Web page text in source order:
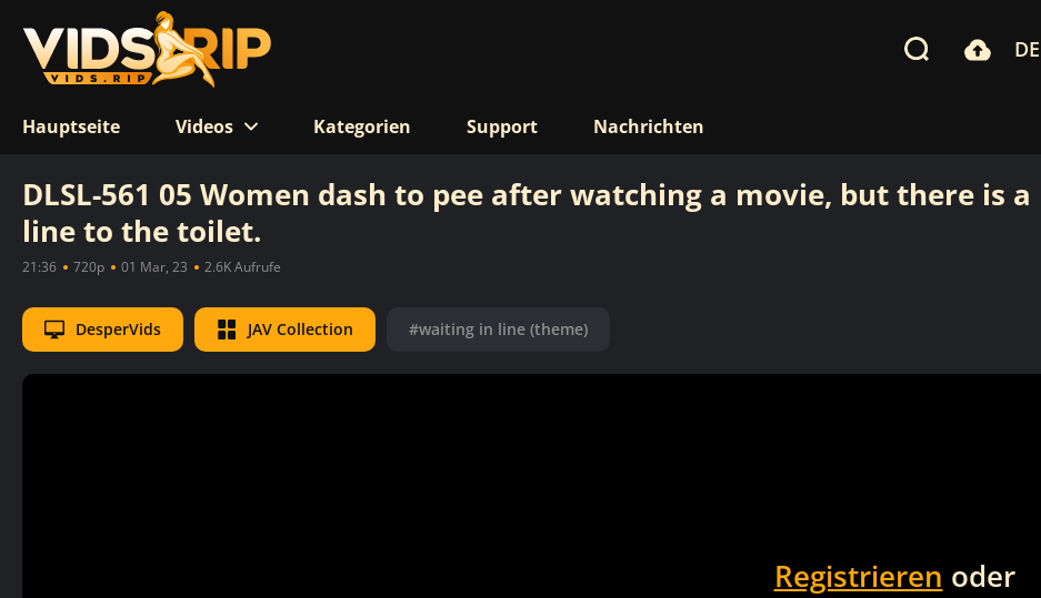
Hauptseite Videos Kategorien Support Nachrichten
DE
DLSL-561 05 Women dash to pee after watching a movie, but there is a
line to the toilet.
21:36 720p 01 Mar, 23 2.6K Aufrufe
DesperVids JAV Collection #waiting in line (theme)
Registrieren oder